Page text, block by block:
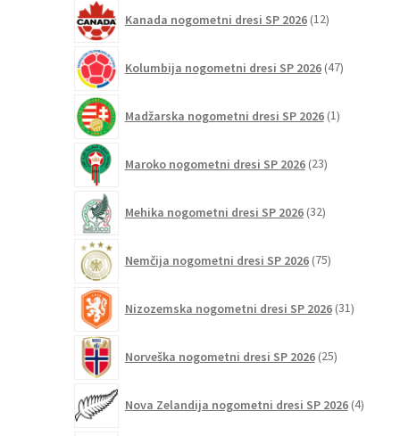
Kanada nogometni dresi SP 2026 12izdelkov
Kolumbija nogometni dresi SP 2026 47izdelkov
Madžarska nogometni dresi SP 2026 1izdelek
Maroko nogometni dresi SP 2026 23izdelkov
Mehika nogometni dresi SP 2026 32izdelkov
Nemčija nogometni dresi SP 2026 75izdelkov
Nizozemska nogometni dresi SP 2026 31izdelkov
Norveška nogometni dresi SP 2026 25izdelkov
Nova Zelandija nogometni dresi SP 2026 4izdelki